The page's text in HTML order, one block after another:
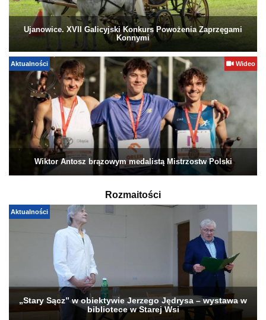
Ujanowice. XVII Galicyjski Konkurs Powożenia Zaprzęgami
Konnymi
Aktualności Wideo
Wiktor Antosz brązowym medalistą Mistrzostw Polski
Rozmaitości
Aktualności
„Stary Sącz” w obiektywie Jerzego Jędrysa – wystawa w
bibliotece w Starej Wsi